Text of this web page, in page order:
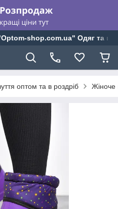
shop.com.ua" Одяг та
оптом та в роздріб Жіноче